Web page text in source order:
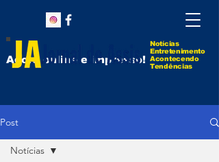
Notícias
Entretenimento
Acontecendo
Tendências
Agora online e impresso!
Post
Notícias